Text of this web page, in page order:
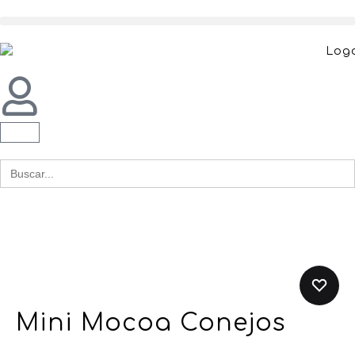
Buscar
for:
Mini Mocoa Conejos